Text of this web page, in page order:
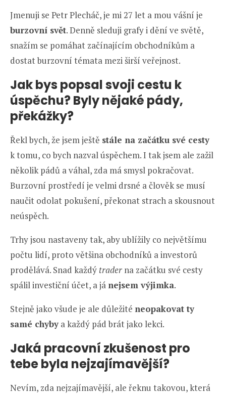
Jmenuji se Petr Plecháč, je mi 27 let a mou vášní je
burzovní svět. Denně sleduji grafy i dění ve světě,
snažím se pomáhat začínajícím obchodníkům a
dostat burzovní témata mezi širší veřejnost.
Jak bys popsal svoji cestu k
úspěchu? Byly nějaké pády,
překážky?
Řekl bych, že jsem ještě stále na začátku své cesty
k tomu, co bych nazval úspěchem. I tak jsem ale zažil
několik pádů a váhal, zda má smysl pokračovat.
Burzovní prostředí je velmi drsné a člověk se musí
naučit odolat pokušení, překonat strach a skousnout
neúspěch.
Trhy jsou nastaveny tak, aby ublížily co největšímu
počtu lidí, proto většina obchodníků a investorů
prodělává. Snad každý trader na začátku své cesty
spálil investiční účet, a já nejsem výjimka.
Stejně jako všude je ale důležité neopakovat ty
samé chybya každý pád brát jako lekci.
Jaká pracovní zkušenost pro
tebe byla nejzajímavější?
Nevím, zda nejzajímavější, ale řeknu takovou, která